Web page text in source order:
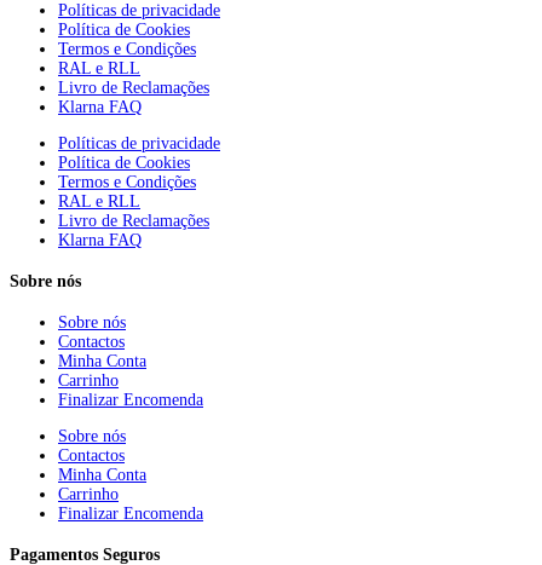
Políticas de privacidade
Política de Cookies
Termos e Condições
RAL e RLL
Livro de Reclamações
Klarna FAQ
Políticas de privacidade
Política de Cookies
Termos e Condições
RAL e RLL
Livro de Reclamações
Klarna FAQ
Sobre nós
Sobre nós
Contactos
Minha Conta
Carrinho
Finalizar Encomenda
Sobre nós
Contactos
Minha Conta
Carrinho
Finalizar Encomenda
Pagamentos Seguros